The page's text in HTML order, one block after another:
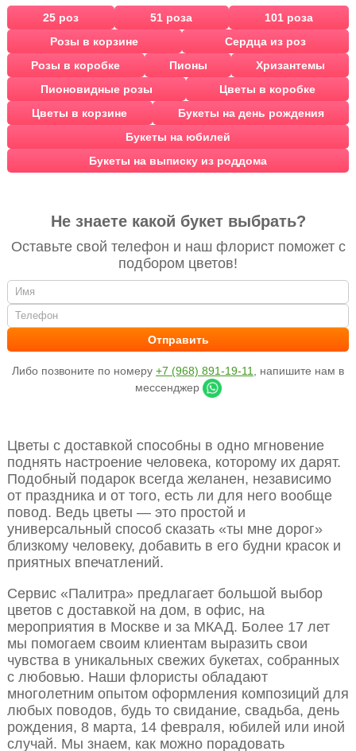
25 роз 51 роза
101 роза
Розы в корзине
Сердца из роз
Розы в коробке
Пионы
Хризантемы
Пионовидные розы
Цветы в коробке
Цветы в корзине
Букеты на день рождения
Букеты на юбилей
Букеты на выписку из роддома
Не знаете какой букет выбрать?
Оставьте свой телефон и наш флорист поможет с
подбором цветов!
Либо позвоните по номеру +7 (968) 891-19-11
, напишите нам в
мессенджер
Цветы с доставкой способны в одно мгновение
поднять настроение человека, которому их дарят.
Подобный подарок всегда желанен, независимо
от праздника и от того, есть ли для него вообще
повод. Ведь цветы — это простой и
универсальный способ сказать «ты мне дорог»
близкому человеку, добавить в его будни красок и
приятных впечатлений.
Сервис «Палитра» предлагает большой выбор
цветов с доставкой на дом, в офис, на
мероприятия в Москве и за МКАД. Более 17 лет
мы помогаем своим клиентам выразить свои
чувства в уникальных свежих букетах, собранных
с любовью. Наши флористы обладают
многолетним опытом оформления композиций для
любых поводов, будь то свидание, свадьба, день
рождения, 8 марта, 14 февраля, юбилей или иной
случай. Мы знаем, как можно порадовать